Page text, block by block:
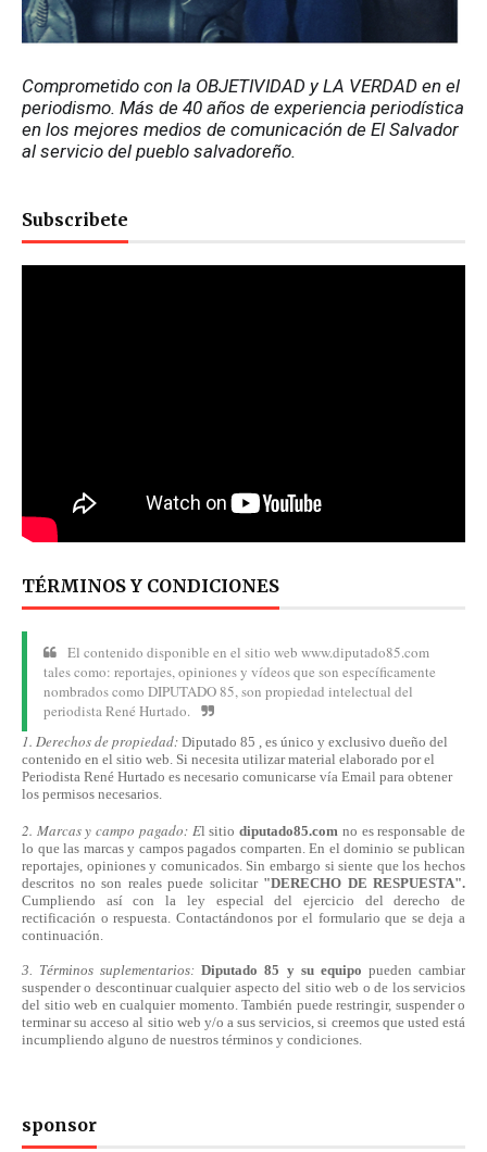
Comprometido con la OBJETIVIDAD y LA VERDAD en el
periodismo. Más de 40 años de experiencia periodística
en los mejores medios de comunicación de El Salvador
al servicio del pueblo salvadoreño.
Subscribete
TÉRMINOS Y CONDICIONES
El contenido disponible en el sitio web www.diputado85.com
tales como: reportajes, opiniones y vídeos que son específicamente
nombrados como DIPUTADO 85, son propiedad intelectual del
periodista René Hurtado.
1. Derechos de propiedad: Diputado 85 , es único y exclusivo dueño del
contenido en el sitio web. Si necesita utilizar material elaborado por el
Periodista René Hurtado es necesario comunicarse vía Email para obtener
los permisos necesarios.
2. Marcas y campo pagado: El sitiodiputado85.com no es responsable de
lo que las marcas y campos pagados comparten. En el dominio se publican
reportajes, opiniones y comunicados. Sin embargo si siente que los hechos
descritos no son reales puede solicitar "DERECHO DE RESPUESTA".
Cumpliendo asícon la ley especial del ejercicio del derecho de
rectificación o respuesta. Contactándonospor el formulario que se deja a
continuación.
3. Términos suplementarios:Diputado 85 y su equipo pueden cambiar
suspender o descontinuar cualquier aspecto del sitio web o de los servicios
del sitio web en cualquier momento. También puede restringir, suspender o
terminar su acceso al sitio web y/o a sus servicios, si creemos que usted está
incumpliendo alguno de nuestros términos y condiciones.
sponsor